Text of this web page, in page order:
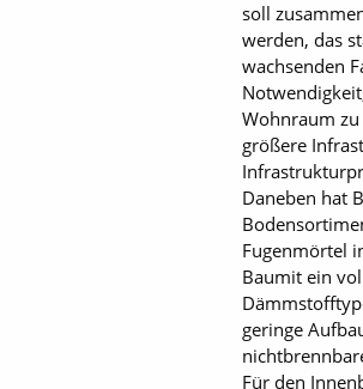
soll
werden, das
wachsenden
Wohnraum
größere
Daneben hat
Fugenmörtel
Baumit ein
geringe
Für den